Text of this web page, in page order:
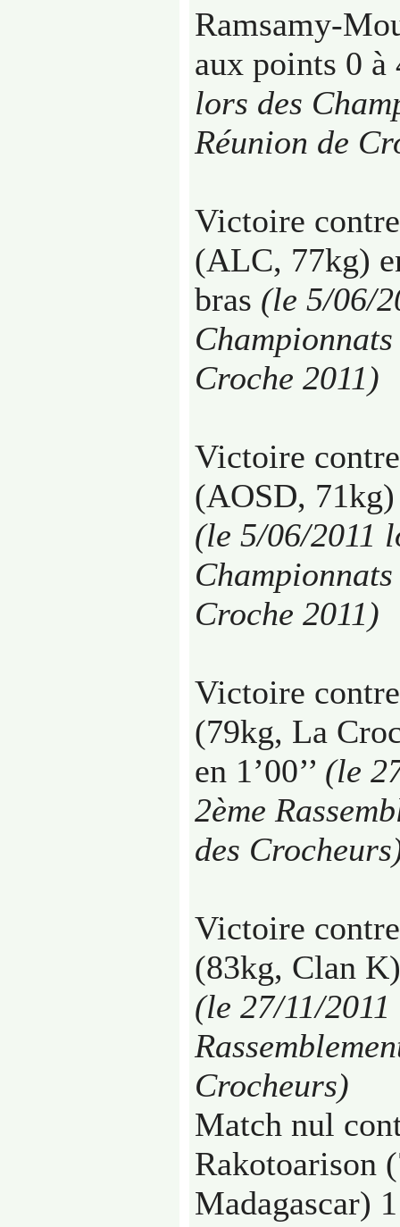
Ramsamy-
aux points 0
lors des
Réunion de
Victoire
(ALC, 77kg)
bras (le 5/06/
Croche 2011)
Victoire
(AOSD,
(le 5/06/2011
Croche 2011)
Victoire
(79kg, La
en 1’00’’ (le
2ème
des
Victoire
(83kg, Clan
(le 27/11/
Crocheurs)
Match nul
Rakotoarison
Madagascar)